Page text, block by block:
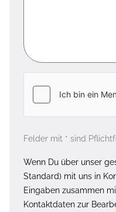
Felder mit * sind
Wenn Du über unser
Standard) mit uns in
Eingaben zusammen
Kontaktdaten zur